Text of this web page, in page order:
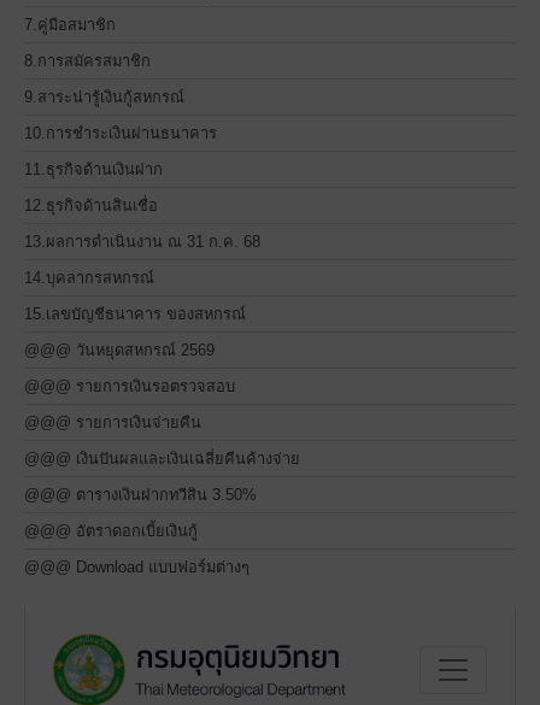
7.คู่มือสมาชิก
8.การสมัครสมาชิก
9.สาระน่ารู้เงินกู้สหกรณ์
10.การชำระเงินผ่านธนาคาร
11.ธุรกิจด้านเงินฝาก
12.ธุรกิจด้านสินเชื่อ
13.ผลการดำเนินงาน ณ 31 ก.ค. 68
14.บุคลากรสหกรณ์
15.เลขบัญชีธนาคาร ของสหกรณ์
@@@ วันหยุดสหกรณ์ 2569
@@@ รายการเงินรอตรวจสอบ
@@@ รายการเงินจ่ายคืน
@@@ เงินปันผลและเงินเฉลี่ยคืนค้างจ่าย
@@@ ตารางเงินฝากทวีสิน 3.50%
@@@ อัตราดอกเบี้ยเงินกู้
@@@ Download แบบฟอร์มต่างๆ